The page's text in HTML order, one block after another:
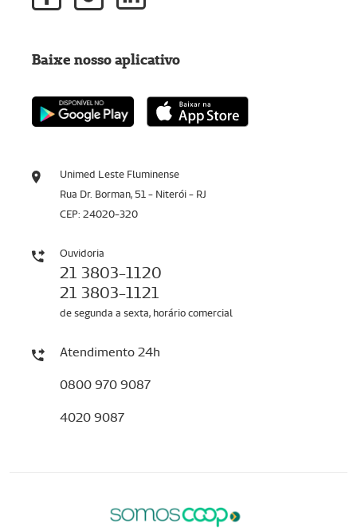
Unimed Leste Fluminense
Rua Dr. Borman, 51 - Niterói - RJ
CEP: 24020-320
Ouvidoria
21 3803-1120
21 3803-1121
de segunda a sexta, horário comercial
Atendimento 24h
0800 970 9087
4020 9087
Baixe nosso aplicativo